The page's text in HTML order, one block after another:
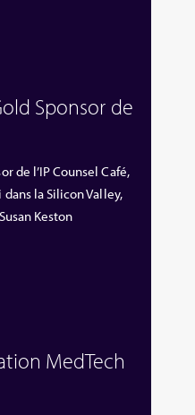
Sponsor de
de l’IP Counsel Café,
la Silicon Valley,
Keston
MedTech